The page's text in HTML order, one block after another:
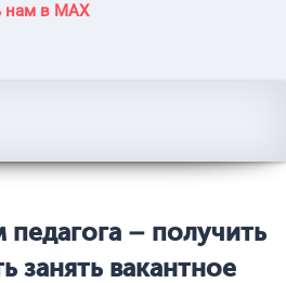
нам в MAX
педагога – получить
занять вакантное